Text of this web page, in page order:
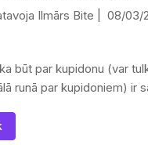
Ilmārs Bite | 08/03/
būt par kupidonu (var
runā par kupidoniem) ir